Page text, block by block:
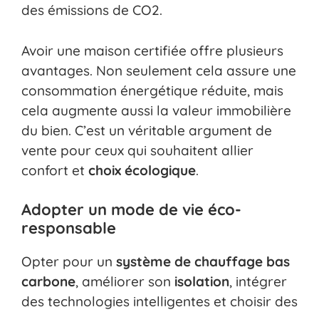
des émissions de CO2.
Avoir une maison certifiée offre plusieurs
avantages. Non seulement cela assure une
consommation énergétique réduite, mais
cela augmente aussi la valeur immobilière
du bien. C’est un véritable argument de
vente pour ceux qui souhaitent allier
confort et choix écologique.
Adopter un mode de vie éco-
responsable
Opter pour un système de chauffage bas
carbone, améliorer son isolation, intégrer
des technologies intelligentes et choisir des